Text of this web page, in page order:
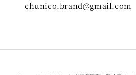
chunico.brand@gmail.com